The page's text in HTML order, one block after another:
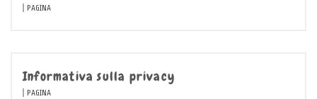
PAGINA
Informativa sulla privacy
PAGINA